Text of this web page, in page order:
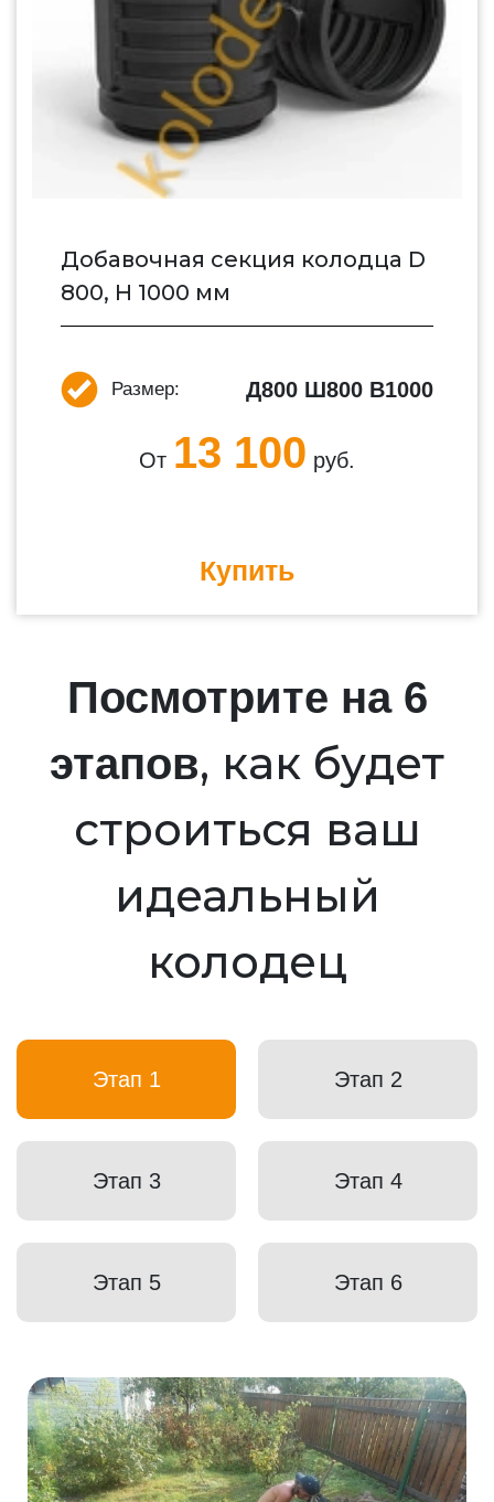
Добавочная секция колодца D
800, H 1000 мм
Размер: Д800 Ш800 В1000
От 13 100 руб.
Купить
Посмотрите на 6
этапов, как будет
строиться ваш
идеальный
колодец
Этап 1 Этап 2
Этап 3 Этап 4
Этап 5 Этап 6